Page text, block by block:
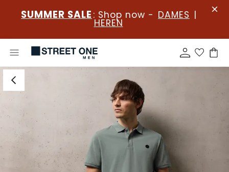
SUMMER SALE : Shop now - DAMES |
HEREN